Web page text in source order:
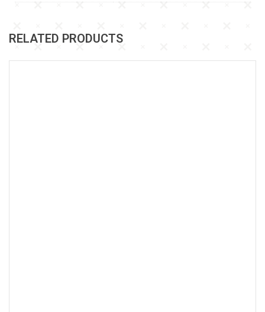
RELATED PRODUCTS